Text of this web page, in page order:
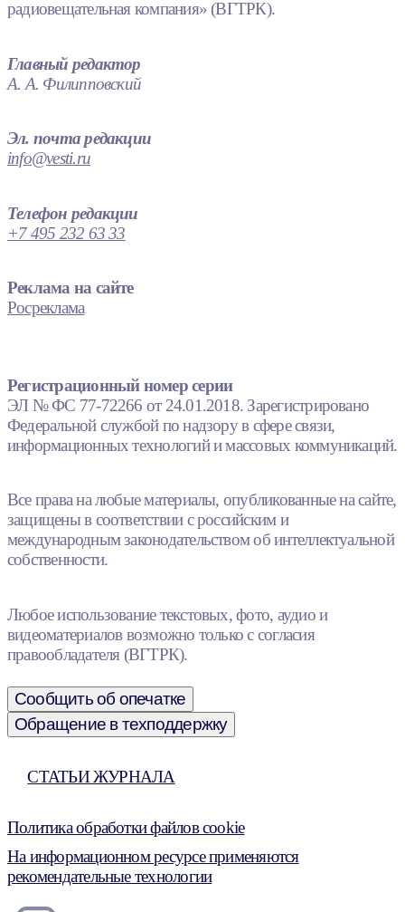
радиовещательная компания» (ВГТРК).
Главный редактор
А. А. Филипповский
Эл. почта редакции
info@vesti.ru
Телефон редакции
+7 495 232 63 33
Реклама на сайте
Росреклама
Регистрационный номер серии
ЭЛ № ФС 77-72266 от 24.01.2018. Зарегистрировано
Федеральной службой по надзору в сфере связи,
информационных технологий и массовых коммуникаций.
Все права на любые материалы, опубликованные на сайте,
защищены в соответствии с российским и
международным законодательством об интеллектуальной
собственности.
Любое использование текстовых, фото, аудио и
видеоматериалов возможно только с согласия
правообладателя (ВГТРК).
Сообщить об опечатке
Обращение в техподдержку
СТАТЬИ ЖУРНАЛА
Политика обработки файлов cookie
На информационном ресурсе применяются
рекомендательные технологии